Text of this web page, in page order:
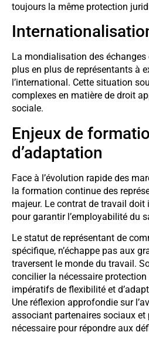
toujours la même protection
La mondialisation des
plus en plus de représentants à
l’international. Cette situation
complexes en matière de droit
sociale.
Enjeux de
d’adaptation
Face à l’évolution rapide des
la formation continue des
majeur. Le contrat de travail doit
pour garantir l’employabilité du
Le statut de représentant de
spécifique, n’échappe pas aux
traversent le monde du travail.
concilier la nécessaire
impératifs de flexibilité et
Une réflexion approfondie sur
associant partenaires sociaux
nécessaire pour répondre aux